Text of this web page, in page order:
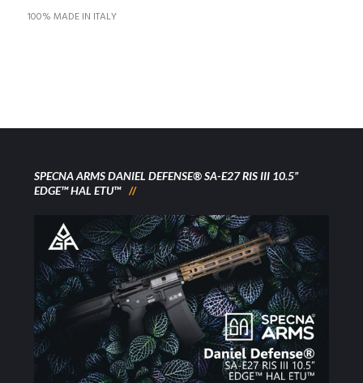
100% MADE IN ITALY
SPECNA ARMS DANIEL DEFENSE® SA-E27 RIS III 10.5”
EDGE™ HAL ETU™